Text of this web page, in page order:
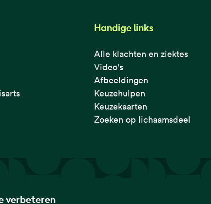
verbeteren
Handige links
Alle klachten en ziektes
Video's
Afbeeldingen
Keuzehulpen
Keuzekaarten
Zoeken op lichaamsdeel